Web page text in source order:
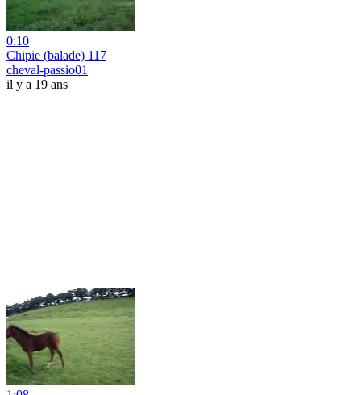
0:10
Chipie (balade) 117
cheval-passio01
il y a 19 ans